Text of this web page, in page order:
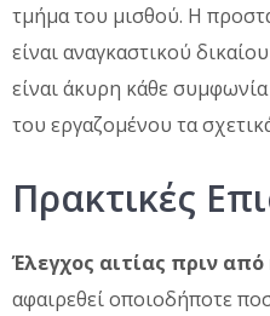
τμήμα του μισθού. Η
είναι αναγκαστικού
είναι άκυρη κάθε
του εργαζομένου τα
Πρακτικές
Έλεγχος αιτίας πριν
αφαιρεθεί οποιοδήποτε